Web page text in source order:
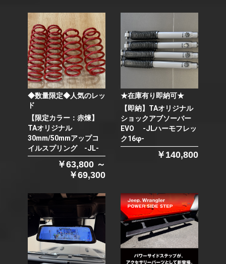
◆数量限定◆人気のレッ
ド
【限定カラー：赤煉】
TAオリジナル
30mm/50mmアップコ
イルスプリング -JL-
￥63,800 ～
￥69,300
★在庫有り即納可★
【即納】TAオリジナル
ショックアブソーバー
EVO -JLハーモフレッ
ク16φ-
￥140,800